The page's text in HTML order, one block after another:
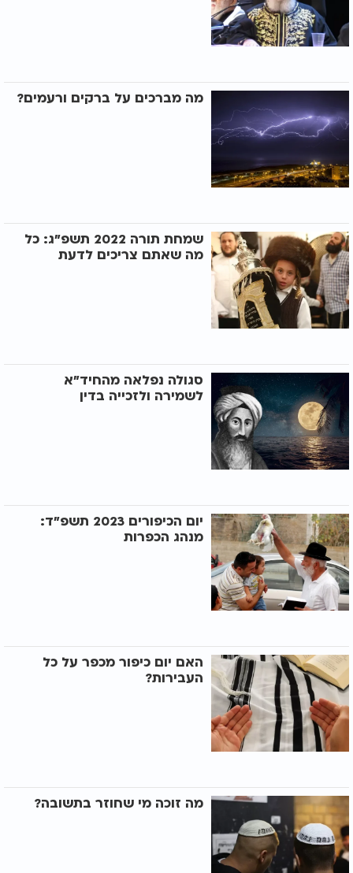
מה מברכים על ברקים ורעמים?
שמחת תורה 2022 תשפ"ג: כל
מה שאתם צריכים לדעת
סגולה נפלאה מהחיד"א
לשמירה ולזכייה בדין
יום הכיפורים 2023 תשפ"ד:
מנהג הכפרות
האם יום כיפור מכפר על כל
העבירות?
מה זוכה מי שחוזר בתשובה?